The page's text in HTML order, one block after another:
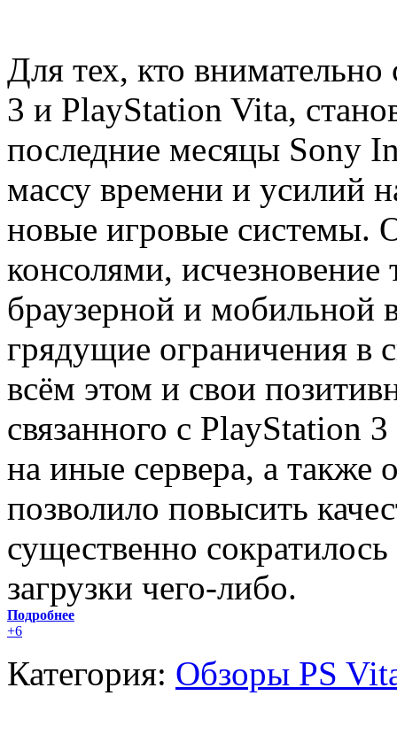
Для тех, кто
3 и PlayStation Vita,
последние месяцы Sony
массу времени и усилий
новые игровые системы.
консолями, исчезновение
браузерной и мобильной
грядущие ограничения в
всём этом и свои
связанного с PlayStation
на иные сервера, а также
позволило повысить
существенно
загрузки чего-либо.
Подробнее
+6
Категория: Обзоры PS